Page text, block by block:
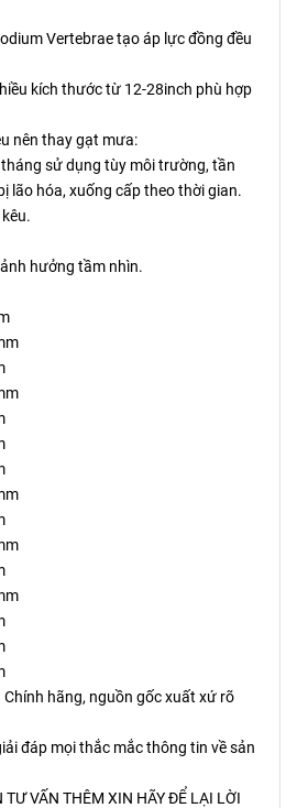
Vertebrae tạo áp lực đồng đều
kích thước từ 12-28inch phù hợp
nên thay gạt mưa:
sử dụng tùy môi trường, tần
lão hóa, xuống cấp theo thời gian.
hưởng tầm nhìn.
hãng, nguồn gốc xuất xứ rõ
đáp mọi thắc mắc thông tin về sản
TƯ VẤN THÊM XIN HÃY ĐỂ LẠI LỜI